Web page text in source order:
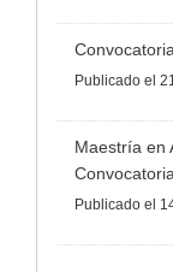
Publicado el
Maestría en
Publicado el